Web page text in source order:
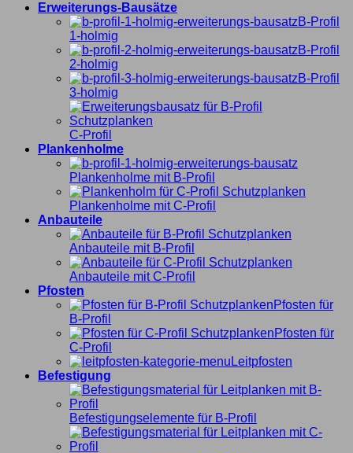
Erweiterungs-Bausätze
B-Profil
1-holmig
B-Profil
2-holmig
B-Profil
3-holmig
C-Profil
Plankenholme
Plankenholme mit B-Profil
Plankenholme mit C-Profil
Anbauteile
Anbauteile mit B-Profil
Anbauteile mit C-Profil
Pfosten
Pfosten für
B-Profil
Pfosten für
C-Profil
Leitpfosten
Befestigung
Befestigungselemente für B-Profil